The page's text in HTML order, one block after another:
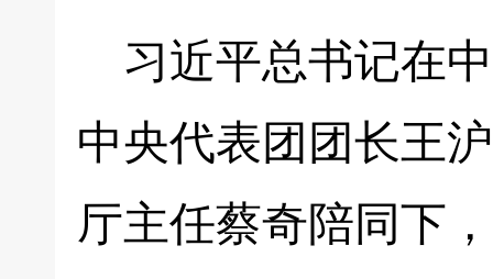
习近平总书记在
中央代表团团长王
厅主任蔡奇陪同下